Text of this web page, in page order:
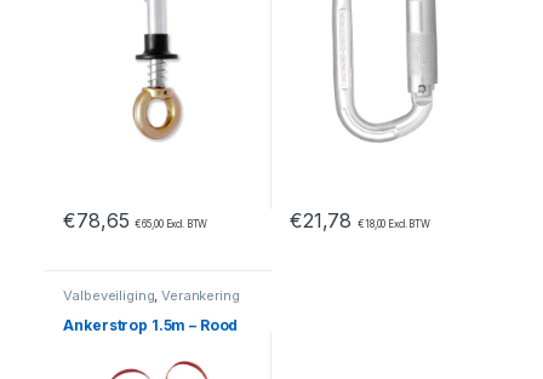
€78,65 €65,00Excl. BTW €21,78 €18,00 Excl. BTW
Valbeveiliging ,Verankering
Ankerstrop 1.5m – Rood